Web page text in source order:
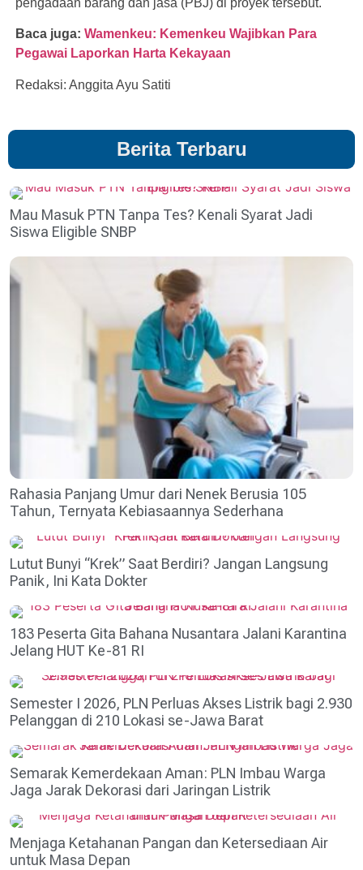
pengadaan barang dan jasa (PBJ) di proyek tersebut.
Baca juga: Wamenkeu: Kemenkeu Wajibkan Para
Pegawai Laporkan Harta Kekayaan
Redaksi: Anggita Ayu Satiti
Berita Terbaru
Mau Masuk PTN Tanpa Tes? Kenali Syarat Jadi
Siswa Eligible SNBP
Rahasia Panjang Umur dari Nenek Berusia 105
Tahun, Ternyata Kebiasaannya Sederhana
Lutut Bunyi “Krek” Saat Berdiri? Jangan Langsung
Panik, Ini Kata Dokter
183 Peserta Gita Bahana Nusantara Jalani Karantina
Jelang HUT Ke-81 RI
Semester I 2026, PLN Perluas Akses Listrik bagi 2.930
Pelanggan di 210 Lokasi se-Jawa Barat
Semarak Kemerdekaan Aman: PLN Imbau Warga
Jaga Jarak Dekorasi dari Jaringan Listrik
Menjaga Ketahanan Pangan dan Ketersediaan Air
untuk Masa Depan